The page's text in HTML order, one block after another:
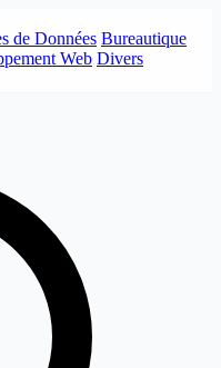
de Données Bureautique
Web Divers